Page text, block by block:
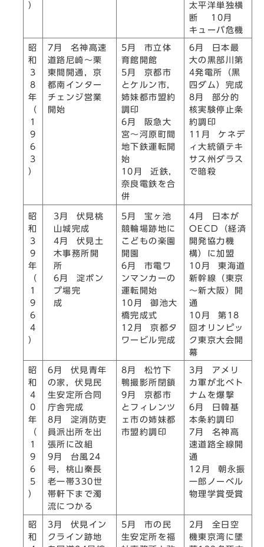
）
太平洋単独横
断 10月
キューバ危機
昭
和
3
8
年
（
1
9
6
3
）
7月 名神高速
道路尼崎～栗
東間開通，京
都南インター
チェンジ営業
開始
5月 市立体
育館開館
5月 京都市
とケルン市，
姉妹都市盟約
調印
6月 阪急大
宮～河原町間
地下鉄運転開
始
10月 近鉄，
奈良電鉄を合
併
6月 日本最
大の黒部川第
4発電所（黒
四ダム）完成
8月 部分的
核実験停止条
約調印
11月 ケネデ
ィ大統領テキ
サス州ダラス
で暗殺
昭
和
3
9
年
（
1
9
6
4
）
3月 伏見桃
山城完成
4月 伏見土
木事務所開
所
6月 淀ポン
プ場完
成
5月 宝ヶ池
競輪場跡地に
こどもの楽園
開園
6月 市電ワ
ンマンカーの
運転開始
10月 御池大
橋完成式
12月 京都タ
ワービル完成
4月 日本が
OECD（経済
開発協力機
構）に加盟
10月 東海道
新幹線（東京
～新大阪）開
通
10月 第18
回オリンピッ
ク東京大会開
幕
昭
和
4
0
年
（
1
9
6
5
）
6月 伏見青年
の家，伏見民
生安定所合同
庁舎完成
8月 淀消防吏
員派出所を出
張所に改組
9月 台風24
号，桃山秦長
老一帯330世
帯軒下まで濁
流につかる
8月 松竹下
鴨撮影所閉鎖
9月 京都市
とフィレンツ
ェ市の姉妹都
市盟約調印
3月 アメリ
カ軍が北ベト
ナムを爆撃
6月 日韓基
本条約調印
7月 名神高
速道路全線開
通
12月 朝永振
一郎ノーベル
物理学賞受賞
昭
和
3月 伏見イン
クライン跡地
5月 市の民
生安定所を福
2月 全日空
機東京湾に墜